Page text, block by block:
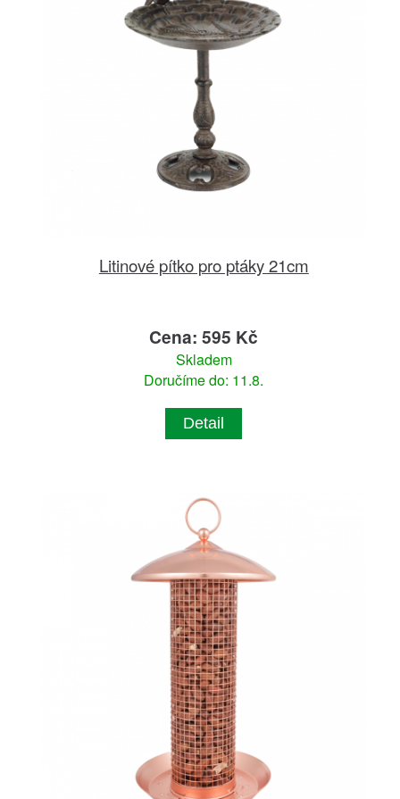
Litinové pítko pro ptáky 21cm
Cena: 595 Kč
Skladem
Doručíme do: 11.8.
Detail